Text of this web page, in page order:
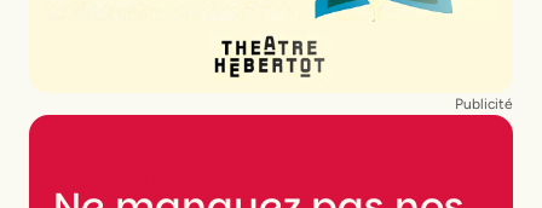
Publicité